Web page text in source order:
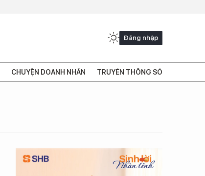
Đăng nhập
CHUYỆN DOANH NHÂN TRUYỀN THÔNG SỐ